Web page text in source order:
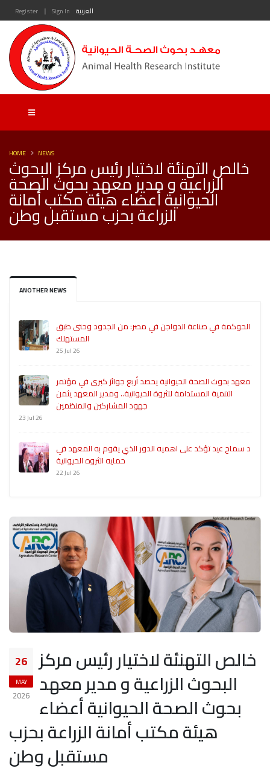
Register | Sign In العربية
خالص التهنئة لاختيار رئيس مركز البحوث
الزراعية و مدير معهد بحوث الصحة
الحيوانية أعضاء هيئة مكتب أمانة
الزراعة بحزب مستقبل وطن
HOME NEWS
ANOTHER NEWS
الحوكمة في صناعة الدواجن في مصر: من الجدود وحتى طبق
المستهلك
25 Jul 26
معهد بحوث الصحة الحيوانية يحصد أربع جوائز كبرى في مؤتمر
التنمية المستدامة للثروة الحيوانية.. ومدير المعهد يثمن
جهود المشاركين والمنظمين
23 Jul 26
د سماح عيد تؤكد على اهميه الدور الذي يقوم به المعهد في
حمايه الثروه الحيوانية
22 Jul 26
26
MAY
2026
خالص التهنئة لاختيار رئيس مركز
البحوث الزراعية و مدير معهد
بحوث الصحة الحيوانية أعضاء
هيئة مكتب أمانة الزراعة بحزب
مستقبل وطن